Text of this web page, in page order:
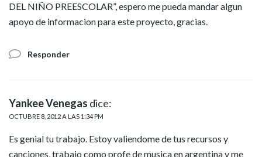
DEL NIÑO PREESCOLAR”, espero me pueda mandar algun
apoyo de informacion para este proyecto, gracias.
Responder
Yankee Venegas dice:
OCTUBRE 8, 2012 A LAS 1:34 PM
Es genial tu trabajo. Estoy valiendome de tus recursos y
canciones, trabajo como profe de musica en argentina y me